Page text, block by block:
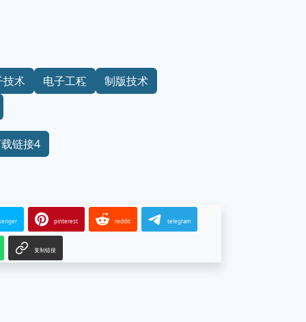
技术 电子工程 制版技术
链接4
pinterest reddit telegram
复制链接